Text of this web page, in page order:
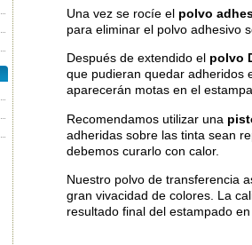
Una vez se rocíe el polvo
para eliminar el polvo adhesivo
Después de extendido el polvo
que pudieran quedar adheridos
aparecerán motas en el
Recomendamos utilizar una
adheridas sobre las tinta sean
debemos curarlo con calor.
Nuestro polvo de transferencia
gran vivacidad de colores. La
resultado final del estampado